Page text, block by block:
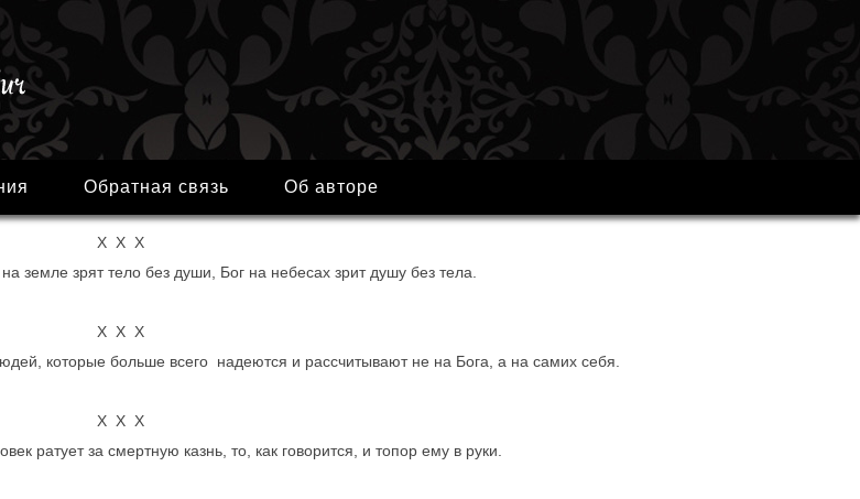
Обратная связь Об авторе
Х Х Х
земле зрят тело без души, Бог на небесах зрит душу без тела.
Х Х Х
которые больше всего надеются и рассчитывают не на Бога, а на самих себя.
Х Х Х
ратует за смертную казнь, то, как говорится, и топор ему в руки.